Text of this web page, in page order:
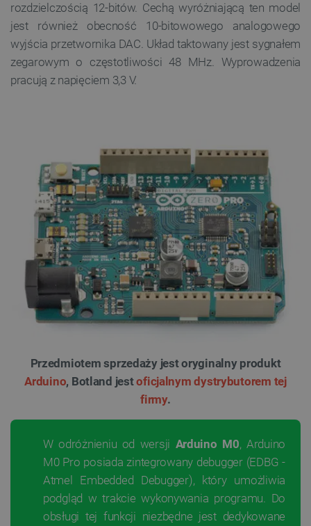
rozdzielczością 12-bitów. Cechą wyróżniającą ten model
jest również obecność 10-bitowowego analogowego
wyjścia przetwornika DAC. Układ taktowany jest sygnałem
zegarowym o częstotliwości 48 MHz. Wyprowadzenia
pracują z napięciem 3,3 V.
Przedmiotem sprzedaży jest oryginalny produkt
Arduino, Botland jestoficjalnym dystrybutorem tej
firmy.
W odróżnieniu od wersji Arduino M0, Arduino
M0 Pro posiada zintegrowany debugger (EDBG -
Atmel Embedded Debugger), który umożliwia
podgląd w trakcie wykonywania programu. Do
obsługi tej funkcji niezbędne jest dedykowane